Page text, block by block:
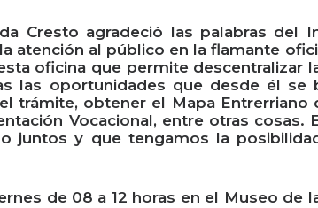
Cresto agradeció las palabras del
atención al público en la flamante
oficina que permite descentralizar
las oportunidades que desde él se
trámite, obtener el Mapa Entrerriano
Vocacional, entre otras cosas.
juntos y que tengamos la
de 08 a 12 horas en el Museo de